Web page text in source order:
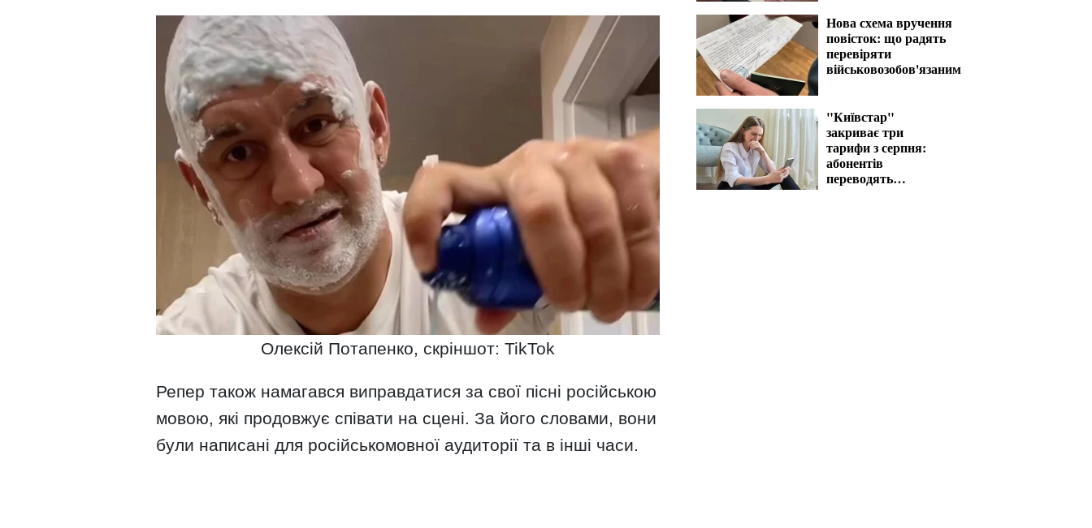
Олексій Потапенко, скріншот: TikTok
Репер також намагався виправдатися за свої пісні російською
мовою, які продовжує співати на сцені. За його словами, вони
були написані для російськомовної аудиторії та в інші часи.
Нова схема вручення
повісток: що радять
перевіряти
військовозобов'язаним
"Київстар"
закриває три
тарифи з серпня:
абонентів
переводять